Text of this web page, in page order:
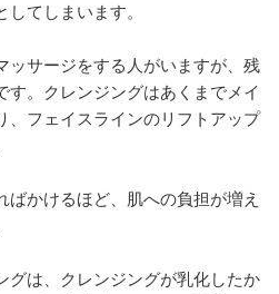
てしまいます。
ッサージをする人がいますが、残
す。クレンジングはあくまでメイ
、フェイスラインのリフトアップ
ばかけるほど、肌への負担が増え
グは、クレンジングが乳化したか